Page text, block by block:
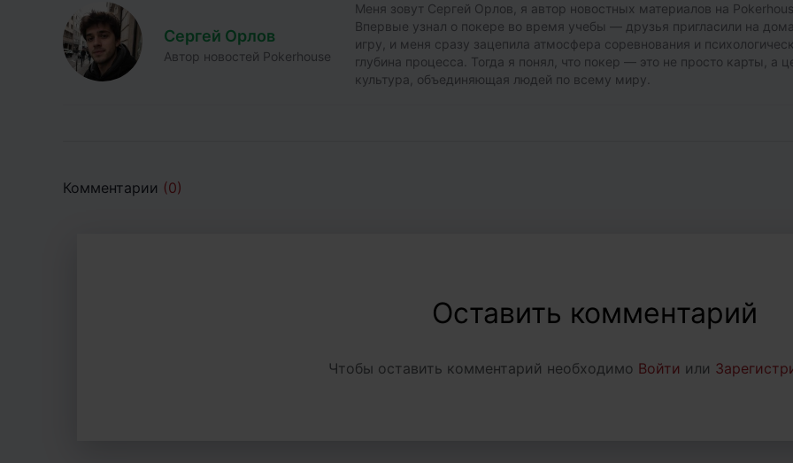
Сергей Орлов
Автор новостей Pokerhouse
Меня зовут Сергей Орлов, я автор новостных материалов на
Впервые узнал о покере во время учебы — друзья пригласили на
игру, и меня сразу зацепила атмосфера соревнования и
глубина процесса. Тогда я понял, что покер — это не просто карты, а
культура, объединяющая людей по всему миру.
Комментарии (0)
Оставить комментарий
Чтобы оставить комментарий необходимо Войти или